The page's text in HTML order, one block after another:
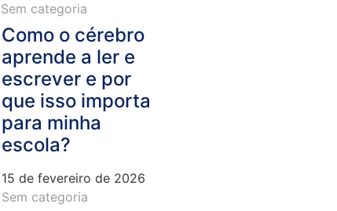
Sem categoria
Como o cérebro
aprende a ler e
escrever e por
que isso importa
para minha
escola?
15 de fevereiro de 2026
Sem categoria